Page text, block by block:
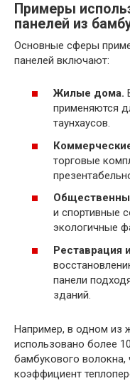
Примеры
панелей из
Основные сферы
панелей включают:
Жилые дома.
применяются
таунхаусов.
торговые
и спортивные
экологичные
Реставрация
панели
зданий.
Например, в одном из
использовано более
бамбукового волокна,
коэффициент